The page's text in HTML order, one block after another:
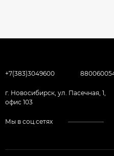
+7(383)3049600
г. Новосибирск, ул. Пасечная, 1,
офис 103
Мы в соц.сетях